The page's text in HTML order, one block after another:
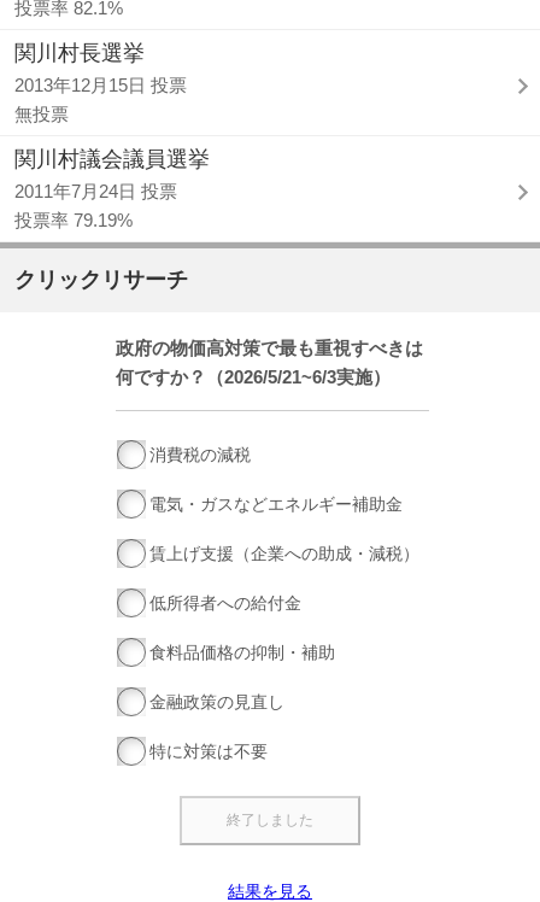
投票率 82.1%
関川村長選挙
2013年12月15日 投票
無投票
関川村議会議員選挙
2011年7月24日 投票
投票率 79.19%
クリックリサーチ
政府の物価高対策で最も重視すべきは
何ですか？（2026/5/21~6/3実施）
消費税の減税
電気・ガスなどエネルギー補助金
賃上げ支援（企業への助成・減税）
低所得者への給付金
食料品価格の抑制・補助
金融政策の見直し
特に対策は不要
結果を見る